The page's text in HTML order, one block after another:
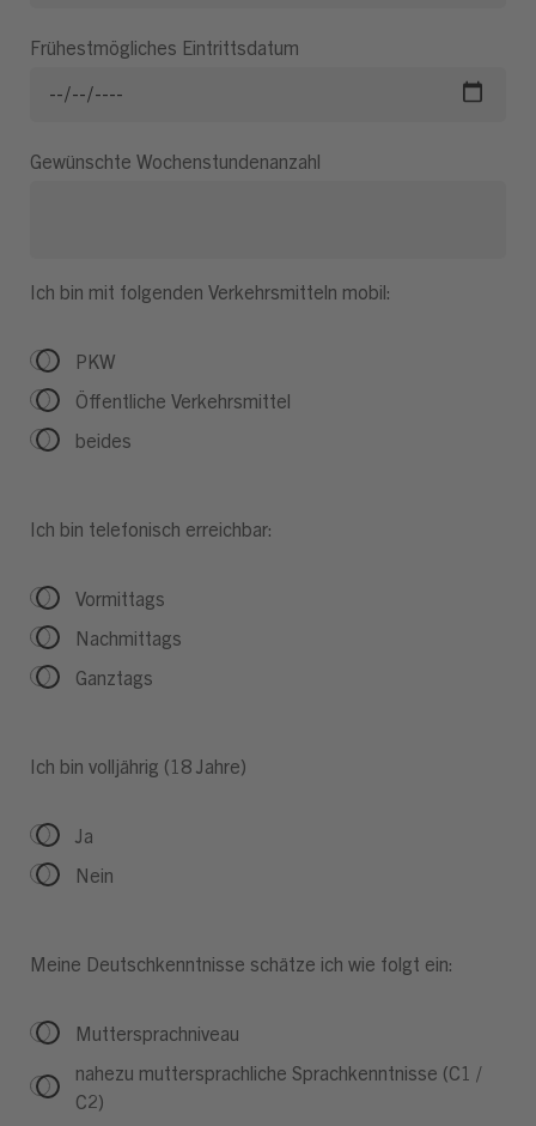
Frühestmögliches Eintrittsdatum
Gewünschte Wochenstundenanzahl
Ich bin mit folgenden Verkehrsmitteln mobil:
PKW
Öffentliche Verkehrsmittel
beides
Ich bin telefonisch erreichbar:
Vormittags
Nachmittags
Ganztags
Ich bin volljährig (18 Jahre)
Ja
Nein
Meine Deutschkenntnisse schätze ich wie folgt ein:
Muttersprachniveau
nahezu muttersprachliche Sprachkenntnisse (C1 /
C2)